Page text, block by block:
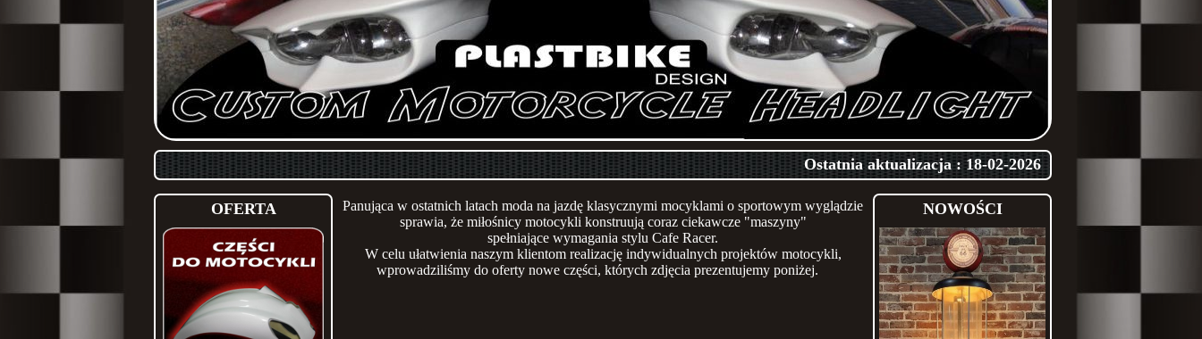
Ostatnia aktualizacja : 18-02-2026
OFERTA
Panująca w ostatnich latach moda na jazdę klasycznymi mocyklami o sportowym wyglądzie
sprawia, że miłośnicy motocykli konstruują coraz ciekawcze "maszyny"
spełniające wymagania stylu Cafe Racer.
W celu ułatwienia naszym klientom realizację indywidualnych projektów motocykli,
wprowadziliśmy do oferty nowe części, których zdjęcia prezentujemy poniżej.
NOWOŚCI